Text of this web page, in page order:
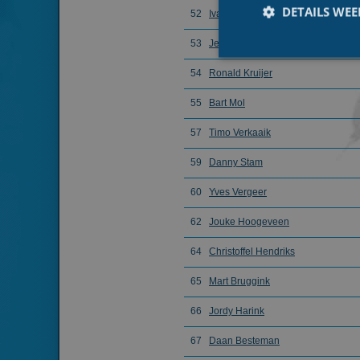
52
Ivar Immerzeel
53
Jeroen Janissen
54
Ronald Kruijer
55
Bart Mol
57
Timo Verkaaik
59
Danny Stam
60
Yves Vergeer
62
Jouke Hoogeveen
64
Christoffel Hendriks
65
Mart Bruggink
66
Jordy Harink
67
Daan Besteman
DETAILS
Prestatiecookies
niet worden
_gid